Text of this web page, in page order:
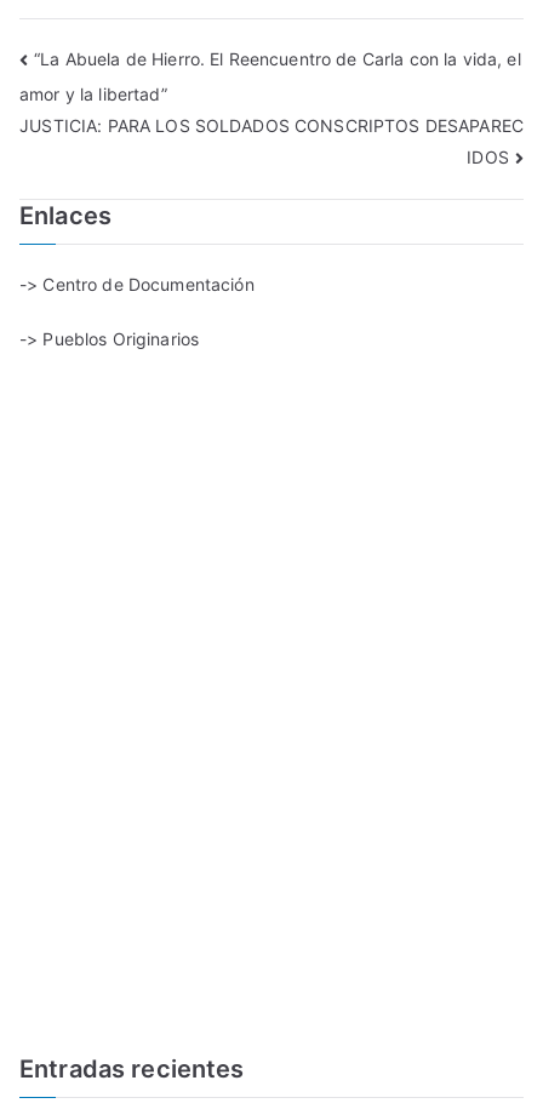
“La Abuela de Hierro. El Reencuentro de Carla con la vida, el
amor y la libertad”
JUSTICIA: PARA LOS SOLDADOS CONSCRIPTOS DESAPAREC
IDOS
Enlaces
-> Centro de Documentación
-> Pueblos Originarios
Entradas recientes